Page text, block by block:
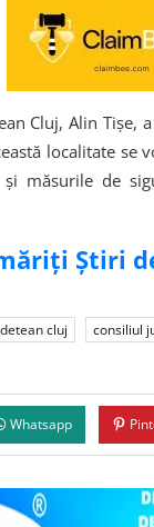
Cluj, Alin
localitate se
măsurile de
Știri
cluj consiliul
Whatsapp